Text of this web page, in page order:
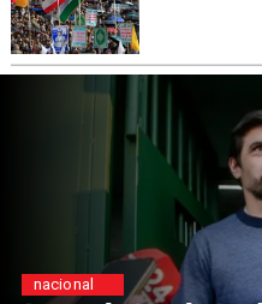
nacional